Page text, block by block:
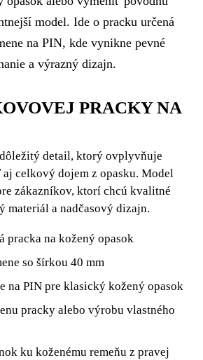
model. Ide o pracku určená
na PIN, kde vynikne pevné
a výrazný dizajn.
PRACKY NA
detail, ktorý ovplyvňuje
celkový dojem z opasku. Model
zákazníkov, ktorí chcú kvalitné
materiál a nadčasový dizajn.
pracka na kožený opasok
so šírkou 40 mm
na PIN pre klasický kožený opasok
pracky alebo výrobu vlastného
ku koženému remeňu z pravej